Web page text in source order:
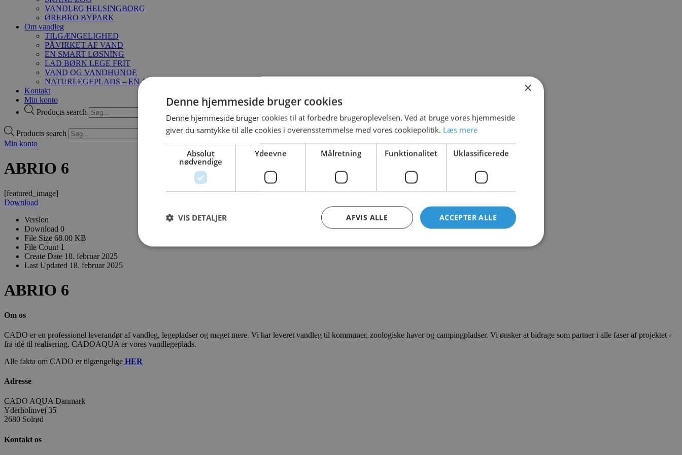
VANDLEG HELSINGBORG
ØREBRO BYPARK
Om vandleg
TILGÆNGELIGHED
PÅVIRKET AF VAND
EN SMART LØSNING
LAD BØRN LEGE FRIT
VAND OG VANDHUNDE
NATURLEGEPLADS – EN ANDERLEDES MÅDE AT LEGE PÅ
Kontakt
Min konto
Products search
Products search
Min konto
ABRIO 6
[featured_image]
Download
Version
Download 0
File Size 68.00 KB
File Count 1
Create Date 18. februar 2025
Last Updated 18. februar 2025
ABRIO 6
Om os
CADO er en professionel leverandør af vandleg, legepladser og meget mere. Vi har leveret vandleg til kommuner, zoologiske haver og campingpladser. Vi ønsker at bidrage som partner i alle faser af projektet -
fra idé til realisering. CADOAQUA er vores vandlegeplads.
Alle fakta om CADO er tilgængelige HER
Adresse
CADO AQUA Danmark
Yderholmvej 35
2680 Solrød
Kontakt os
×
Denne hjemmeside bruger cookies
Denne hjemmeside bruger cookies til at forbedre brugeroplevelsen. Ved at bruge vores hjemmeside
giver du samtykke til alle cookies i overensstemmelse med vores cookiepolitik. Læs mere
Absolut
nødvendige
Ydeevne Målretning Funktionalitet Uklassificerede
ACCEPTER ALLE
AFVIS ALLE
VIS DETALJER